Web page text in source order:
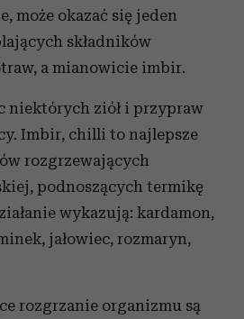
może okazać się jeden
składników
a mianowicie imbir.
niektórych ziół i przypraw
Imbir, chilli to najlepsze
rozgrzewających
podnoszących termikę
wykazują: kardamon,
jałowiec, rozmaryn,
rozgrzanie organizmu są